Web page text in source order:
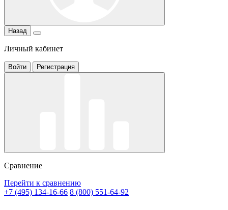
Назад
Личный кабинет
Войти Регистрация
Сравнение
Перейти к сравнению
+7 (495) 134-16-66 8 (800) 551-64-92